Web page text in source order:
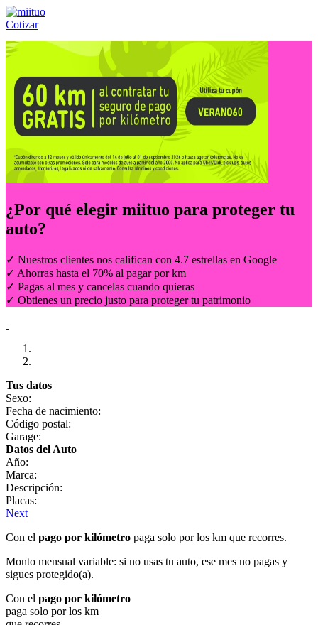
Cotizar
Llámanos al:(55) 84-21-05-00 ó
¿Por qué elegir miituo para proteger tu
auto?
✓ Nuestros clientes nos califican con 4.7 estrellas en Google
✓ Ahorras hasta el 70% al pagar por km
✓ Pagas al mes y cancelas cuando quieras
✓ Obtienes un precio justo para proteger tu patrimonio
Tus datos
Sexo:
Fecha de nacimiento:
Código postal:
Garage:
Datos del Auto
Año:
Marca:
Descripción:
Placas:
Next
Con el pago por kilómetro paga solo por los km que recorres.
Monto mensual variable: si no usas tu auto, ese mes no pagas y
sigues protegido(a).
Con el pago por kilómetro
paga solo por los km